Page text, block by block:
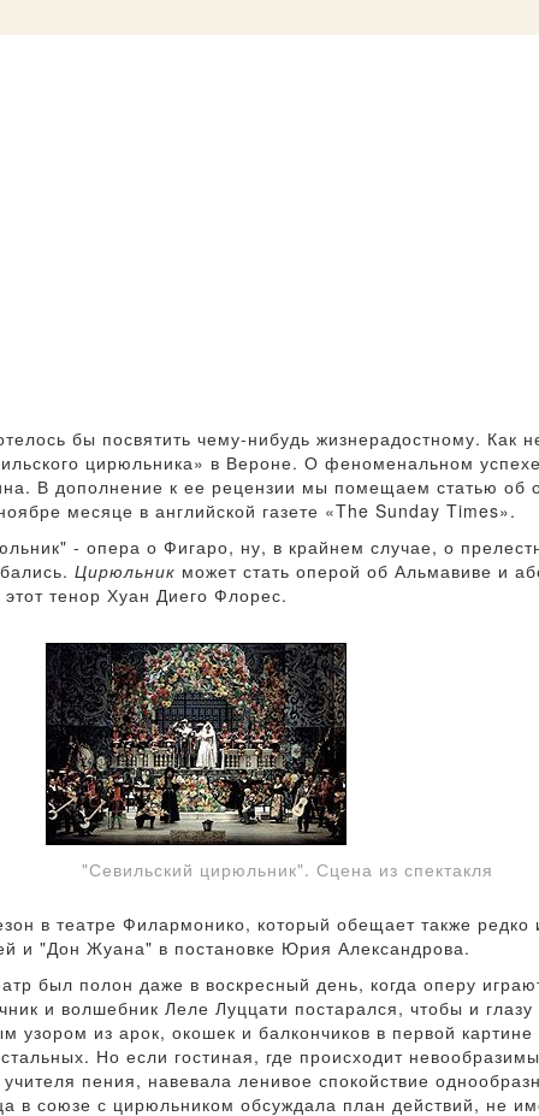
бы посвятить чему-нибудь жизнерадостному. Как
цирюльника» в Вероне. О феноменальном
В дополнение к ее рецензии мы помещаем статью
месяце в английской газете «The Sunday Times».
- опера о Фигаро, ну, в крайнем случае, о
Цирюльник может стать оперой об Альмавиве и
этот тенор Хуан Диего Флорес.
"Севильский цирюльник". Сцена из спектакля
в театре Филармонико, который обещает также
и "Дон Жуана" в постановке Юрия Александрова.
был полон даже в воскресный день, когда оперу
и волшебник Леле Луццати постарался, чтобы и
узором из арок, окошек и балкончиков в первой
Но если гостиная, где происходит
пения, навевала ленивое спокойствие
в союзе с цирюльником обсуждала план действий, не